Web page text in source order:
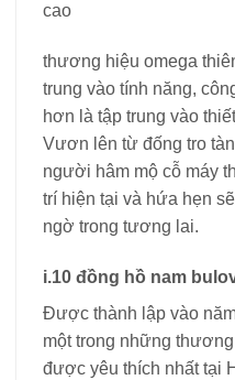
cao
thương hiệu omega
trung vào tính năng,
hơn là tập trung vào
Vươn lên từ đống tro
người hâm mộ cỗ máy
trí hiện tại và hứa hẹn
ngờ trong tương lai.
i.10 đồng hồ nam
Được thành lập vào
một trong những
được yêu thích nhất tại